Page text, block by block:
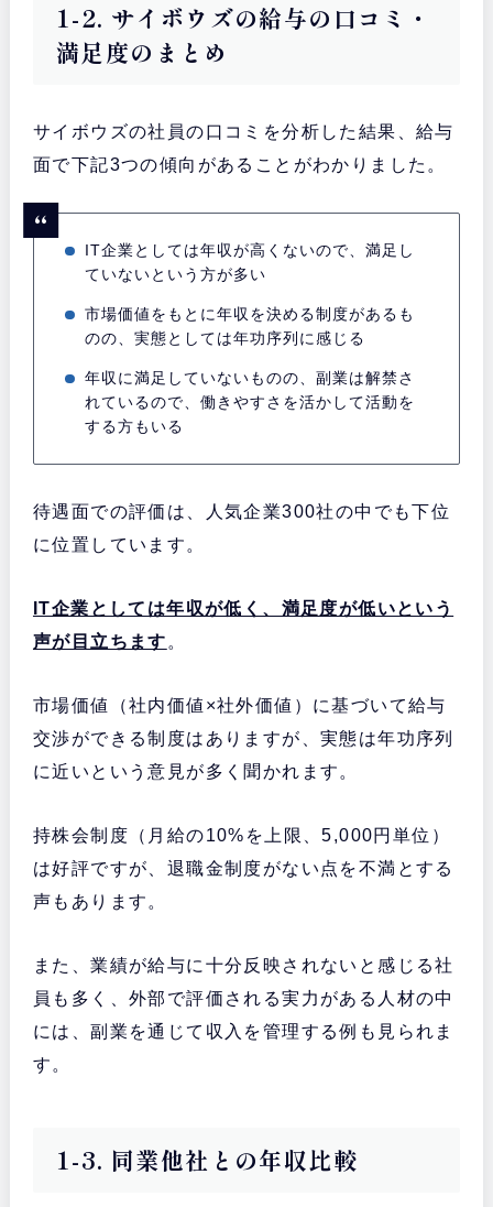
1-2. サイボウズの給与の口コミ・
満足度のまとめ
サイボウズの社員の口コミを分析した結果、給与
面で下記3つの傾向があることがわかりました。
IT企業としては年収が高くないので、満足し
ていないという方が多い
市場価値をもとに年収を決める制度があるも
のの、実態としては年功序列に感じる
年収に満足していないものの、副業は解禁さ
れているので、働きやすさを活かして活動を
する方もいる
待遇面での評価は、人気企業300社の中でも下位
に位置しています。
IT企業としては年収が低く、満足度が低いという
声が目立ちます 。
市場価値（社内価値×社外価値）に基づいて給与
交渉ができる制度はありますが、実態は年功序列
に近いという意見が多く聞かれます。
持株会制度（月給の10%を上限、5,000円単位）
は好評ですが、退職金制度がない点を不満とする
声もあります。
また、業績が給与に十分反映されないと感じる社
員も多く、外部で評価される実力がある人材の中
には、副業を通じて収入を管理する例も見られま
す。
1-3. 同業他社との年収比較